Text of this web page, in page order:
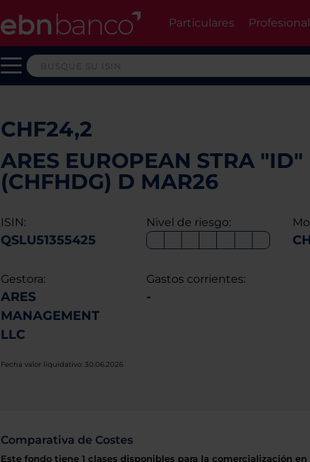
Particulares
CHF24,2
ARES EUROPEAN STRA "ID"
(CHFHDG) D MAR26
ISIN:
QSLU51355425
Nivel de riesgo:
Gestora:
ARES
MANAGEMENT
LLC
Gastos corrientes:
-
Fecha valor liquidativo: 30.06.2026
Comparativa de Costes
Este fondo tiene 1 clases disponibles para la comercialización